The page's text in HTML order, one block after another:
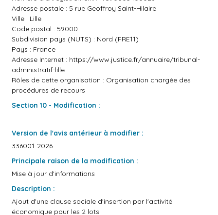
Adresse postale : 5 rue Geoffroy Saint-Hilaire
Ville : Lille
Code postal : 59000
Subdivision pays (NUTS) : Nord (FRE11)
Pays : France
Adresse Internet : https://www.justice.fr/annuaire/tribunal-
administratif-lille
Rôles de cette organisation : Organisation chargée des
procédures de recours
Section 10 - Modification :
Version de l'avis antérieur à modifier :
336001-2026
Principale raison de la modification :
Mise à jour d'informations
Description :
Ajout d'une clause sociale d'insertion par l'activité
économique pour les 2 lots.